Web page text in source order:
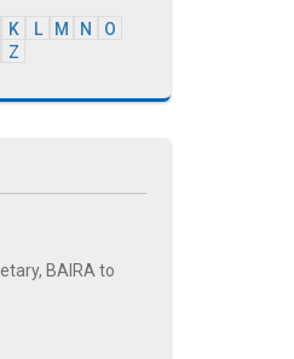
K L M N
O
Z
BAIRA to